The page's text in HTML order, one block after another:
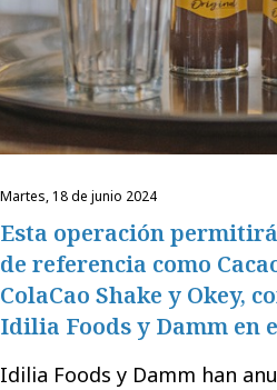
martes, 18 de junio 2024
Esta operación
de referencia como
ColaCao Shake y Okey,
Idilia Foods y Damm en
Idilia Foods y Damm han